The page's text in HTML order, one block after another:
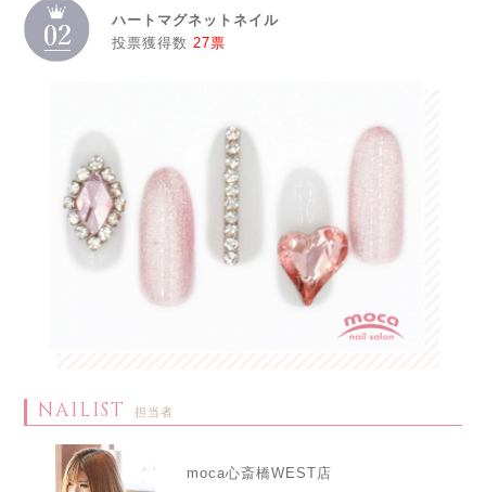
ハートマグネットネイル
投票獲得数27票
NAILIST 担当者
moca心斎橋WEST店